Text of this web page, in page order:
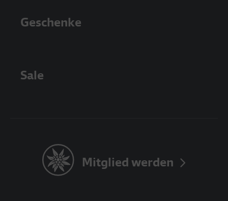
Geschenke
Sale
Mitglied werden